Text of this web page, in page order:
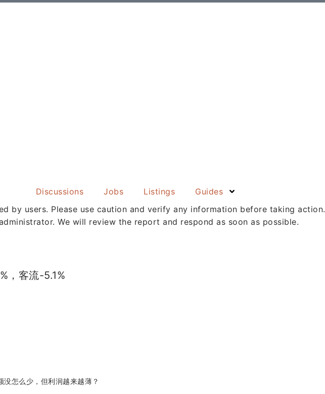
Discussions Jobs Listings
Guides
by users. Please use caution and verify any information before taking action.
We will review the report and respond as soon as possible.
，客流-5.1%
怎么少，但利润越来越薄？